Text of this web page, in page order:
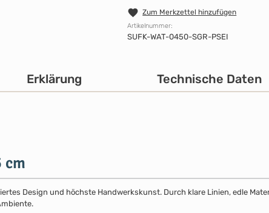
Zum Merkzettel hinzufügen
Artikelnummer:
SUFK-WAT-0450-SGR-PSEI
Erklärung Technische Daten
cm
Design und höchste Handwerkskunst. Durch klare Linien, edle